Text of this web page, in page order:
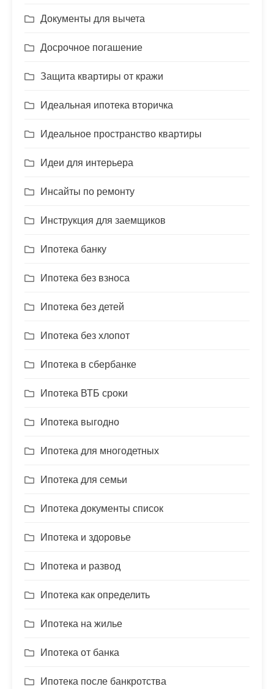
Документы для вычета
Досрочное погашение
Защита квартиры от кражи
Идеальная ипотека вторичка
Идеальное пространство квартиры
Идеи для интерьера
Инсайты по ремонту
Инструкция для заемщиков
Ипотека банку
Ипотека без взноса
Ипотека без детей
Ипотека без хлопот
Ипотека в сбербанке
Ипотека ВТБ сроки
Ипотека выгодно
Ипотека для многодетных
Ипотека для семьи
Ипотека документы список
Ипотека и здоровье
Ипотека и развод
Ипотека как определить
Ипотека на жилье
Ипотека от банка
Ипотека после банкротства